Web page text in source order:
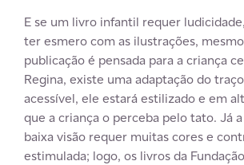
E se um livro infantil requer
ter esmero com as ilustrações,
publicação é pensada para a criança
Regina, existe uma adaptação do
acessível, ele estará estilizado e em
que a criança o perceba pelo tato. Já
baixa visão requer muitas cores e
estimulada; logo, os livros da